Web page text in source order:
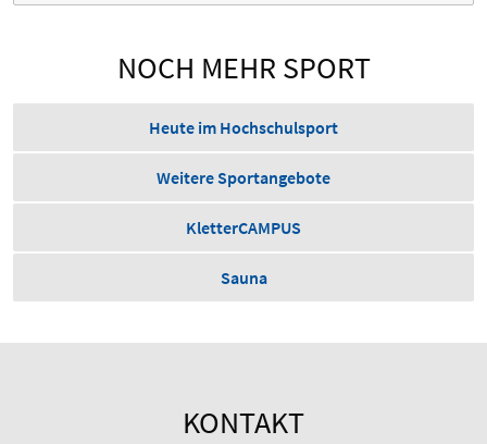
NOCH MEHR SPORT
Heute im Hochschulsport
Weitere Sportangebote
KletterCAMPUS
Sauna
KONTAKT